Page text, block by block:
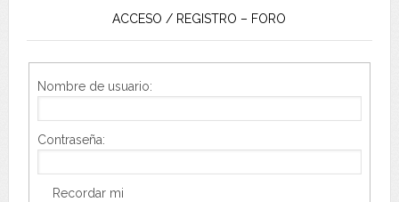
ACCESO / REGISTRO – FORO
Nombre de usuario:
Contraseña:
Recordar mi